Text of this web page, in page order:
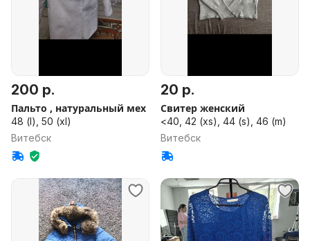
200 р.
Пальто , натуральный мех
48 (l), 50 (xl)
Витебск
20 р.
Свитер женский
<40, 42 (xs), 44 (s), 46 (m)
Витебск